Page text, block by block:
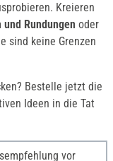
Kreieren
Rundungen oder
sind keine Grenzen
Bestelle jetzt die
Ideen in die Tat
vor